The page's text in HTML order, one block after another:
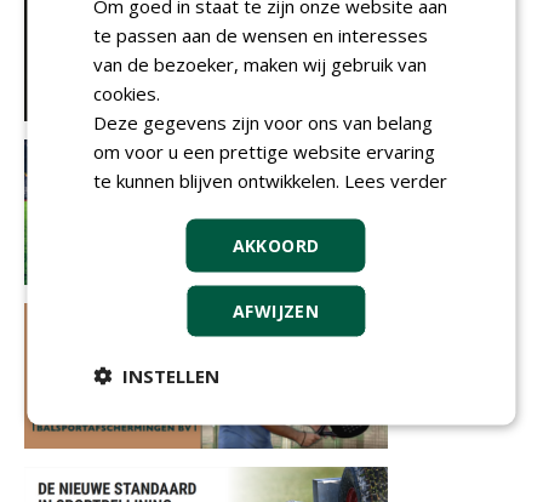
Om goed in staat te zijn onze website aan
te passen aan de wensen en interesses
van de bezoeker, maken wij gebruik van
cookies.
Deze gegevens zijn voor ons van belang
om voor u een prettige website ervaring
te kunnen blijven ontwikkelen. Lees verder
AKKOORD
AFWIJZEN
INSTELLEN